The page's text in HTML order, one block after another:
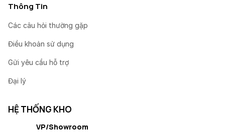
Thông Tin
Các câu hỏi thường gặp
Điều khoản sử dụng
Gửi yêu cầu hỗ trợ
Đại lý
HỆ THỐNG KHO
VP/Showroom